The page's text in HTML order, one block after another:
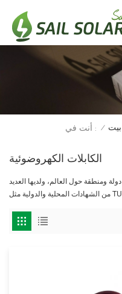
أنت في : / بيت
الكابلات الكهروضوئية
يتم بيع الكابلات الكهروضوئية إلى أكثر من 120 دولة ومنطقة حول العالم، ولديها العديد